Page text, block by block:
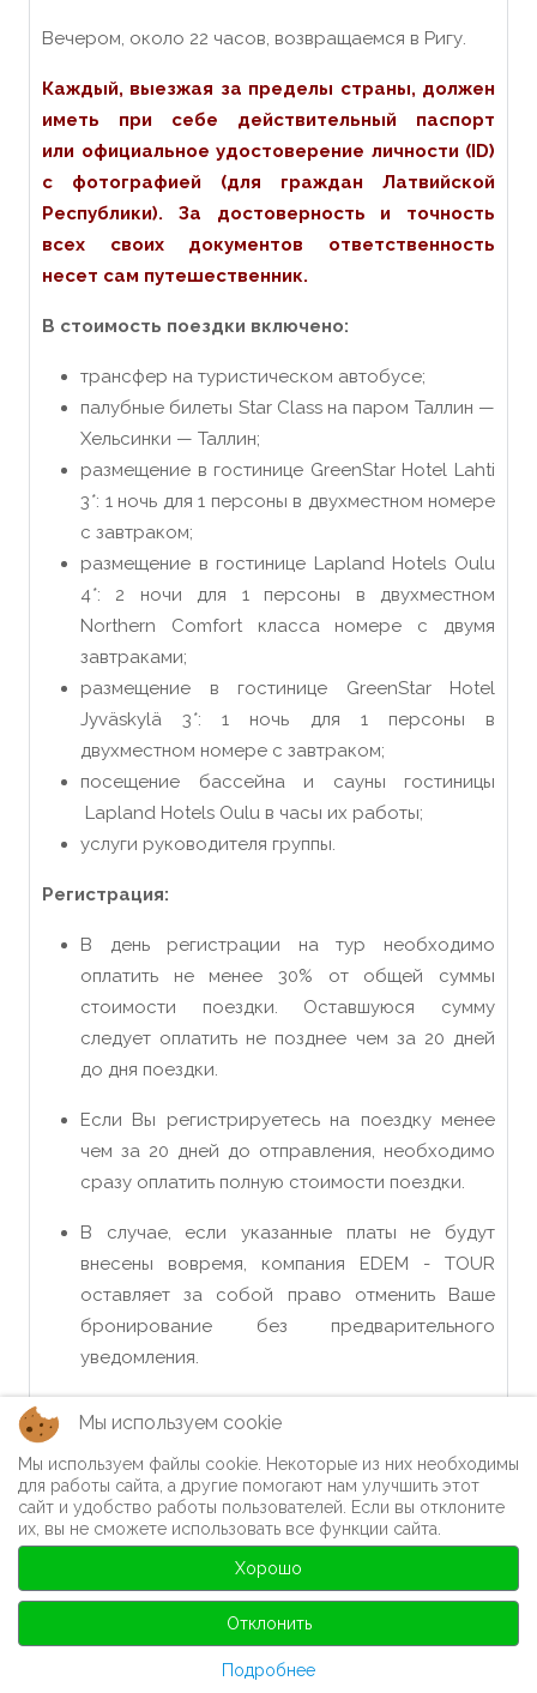
Вечером, около 22 часов, возвращаемся в Ригу.
Каждый, выезжая за пределы страны, должен
иметь при себе действительный паспорт
или официальное удостоверение личности (ID)
с фотографией (для граждан Латвийской
Республики). За достоверность и точность
всех своих документов ответственность
несет сам путешественник.
В стоимость поездки включено:
трансфер на туристическом автобусе;
палубные билеты Star Class на паром Таллин —
Хельсинки — Таллин;
размещение в гостинице GreenStar Hotel Lahti
3*: 1 ночь для 1 персоны в двухместном номере
с завтраком;
размещение в гостинице Lapland Hotels Oulu
4*: 2 ночи для 1 персоны в двухместном
Northern Comfort класса номере с двумя
завтраками;
размещение в гостинице GreenStar Hotel
Jyväskylä 3*: 1 ночь для 1 персоны в
двухместном номере с завтраком;
посещение бассейна и сауны гостиницы
Lapland Hotels Oulu в часы их работы;
услуги руководителя группы.
Регистрация:
В день регистрации на тур необходимо
оплатить не менее 30% от общей суммы
стоимости поездки. Оставшуюся сумму
следует оплатить не позднее чем за 20 дней
до дня поездки.
Если Вы регистрируетесь на поездку менее
чем за 20 дней до отправления, необходимо
сразу оплатить полную стоимости поездки.
В случае, если указанные платы не будут
внесены вовремя, компания EDEM - TOUR
оставляет за собой право отменить Ваше
бронирование без предварительного
уведомления.
дополнительные расходы;
расходы на питание (кроме 4 завтраков в
гостиницах);
пользование мини баром в номере гостиницы;
входные билеты, сувениры и прочие личные
Дополнительные расходы:
Мы используем cookie
Мы используем файлы cookie. Некоторые из них необходимы
для работы сайта, а другие помогают нам улучшить этот
сайт и удобство работы пользователей. Если вы отклоните
их, вы не сможете использовать все функции сайта.
Хорошо
Отклонить
Подробнее